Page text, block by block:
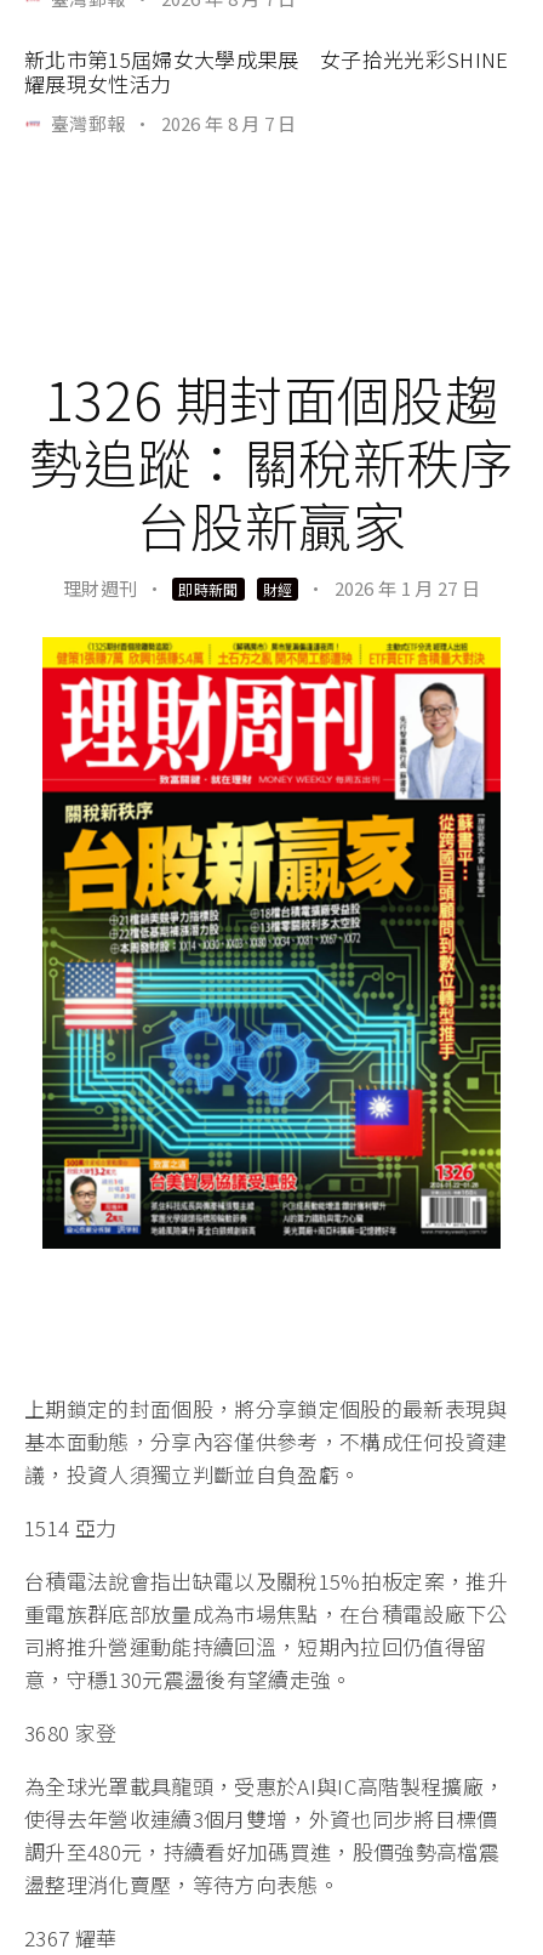
新北市第15屆婦女大學成果展 女子拾光光彩SHINE
耀展現女性活力
臺灣郵報 · 2026 年 8 月 7 日
1326 期封面個股趨
勢追蹤：關稅新秩序
台股新贏家
理財週刊 · 即時新聞 財經 · 2026 年 1 月 27 日
上期鎖定的封面個股，將分享鎖定個股的最新表現與
基本面動態，分享內容僅供參考，不構成任何投資建
議，投資人須獨立判斷並自負盈虧。
1514 亞力
台積電法說會指出缺電以及關稅15%拍板定案，推升
重電族群底部放量成為市場焦點，在台積電設廠下公
司將推升營運動能持續回溫，短期內拉回仍值得留
意，守穩130元震盪後有望續走強。
3680 家登
為全球光罩載具龍頭，受惠於AI與IC高階製程擴廠，
使得去年營收連續3個月雙增，外資也同步將目標價
調升至480元，持續看好加碼買進，股價強勢高檔震
盪整理消化賣壓，等待方向表態。
2367 耀華